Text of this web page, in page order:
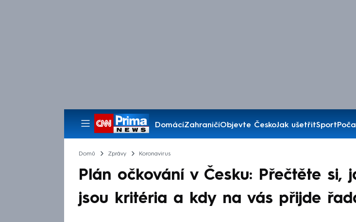
DomácíZahraničíObjevte ČeskoJak ušetřitSport
Pořady
Domů Zprávy Koronavirus
Plán očkování v Česku: Přečtěte si,
jsou kritéria a kdy na vás přijde